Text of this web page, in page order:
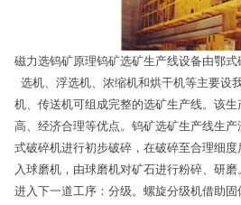
磁力选钨矿原理钨矿选矿生产线设备由鄂
选机、浮选机、浓缩机和烘干机等主要设
机、传送机可组成完整的选矿生产线。该
高、经济合理等优点。钨矿选矿生产线生
式破碎机进行初步破碎，在破碎至合理细
入球磨机，由球磨机对矿石进行粉碎、研
进入下一道工序：分级。螺旋分级机借助